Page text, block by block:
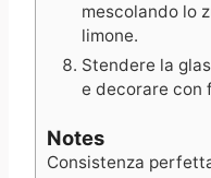
mescolando lo
limone.
Stendere la
e decorare con
Notes
Consistenza